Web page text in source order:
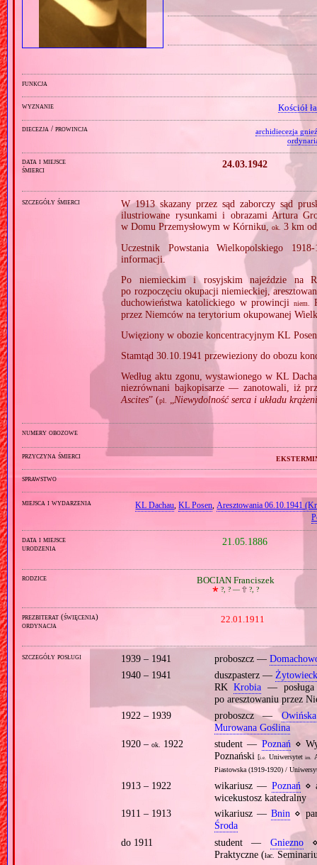
funkcja
wyznanie Kościół
diecezja / prowincja
archidiecezja
data i miejsce
śmierci
24.03.1942
szczegóły śmierci
W 1913 skazany przez sąd zaborczy sąd
ilustriowane rysunkami i obrazami Artura
w Domu Przemysłowym w Kórniku,ok. 3 km
Uczestnik Powstania Wielkopolskiego
informacji.
Po niemieckim i rosyjskim najeździe na
po rozpoczęciu okupacji niemieckiej,
duchowieństwa katolickiego w prowincji niem.
przez Niemców na terytorium okupowanej
Uwięziony w obozie koncentracyjnym KL
Stamtąd 30.10.1941 przewieziony do obozu
Według aktu zgonu, wystawionego w KL
niezrównani bajkopisarze — zanotowali, iż
Ascites” (pl. „Niewydolność serca i układu
numery obozowe
przyczyna śmierci
sprawstwo
miejsca i wydarzenia KL Dachau ,KL Posen Aresztowania 06.10.1941
data i miejsce
urodzenia
21.05.1886
rodzice BOCIAN Franciszek
🞲?, ? — 🕆?, ?
prezbiterat (święcenia)
ordynacja
22.01.1911
szczegóły posługi 1939 – 1941 proboszcz —
1940 – 1941
duszpasterz —
RKKrobia —
po aresztowaniu przez
1922 – 1939
proboszcz —Owińska
Murowana Goślina
1920 –ok. 1922 student — Poznań⋄
Poznański[i.e. Uniwersytetim.
Piastowska (1919‐1920) /
1913 – 1922 wikariusz — Poznań ⋄
wicekustosz katedralny
1911 – 1913
wikariusz —Bnin ⋄
Środa
do 1911
student — Gniezno⋄
Praktyczne (łac.